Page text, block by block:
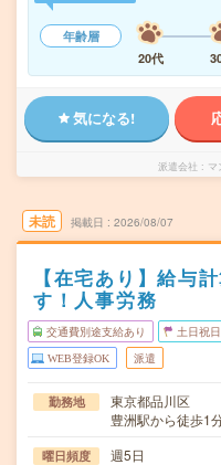
年齢層
20代
気になる!
派遣会社 マ
未読 掲載日 2026/08/07
【在宅あり】給与
す！人事労務
交通費別途支給あり 土日祝
WEB登録OK 派遣
勤務地
東京都品川区
豊洲駅から徒歩1
曜日頻度 週5日